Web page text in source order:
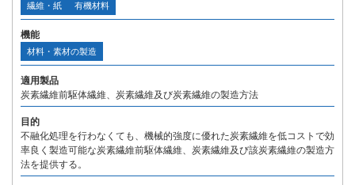
繊維・紙 有機材料
機能
材料・素材の製造
適用製品
炭素繊維前駆体繊維、炭素繊維及び炭素繊維の製造方法
目的
不融化処理を行わなくても、機械的強度に優れた炭素繊維を低コストで効
率良く製造可能な炭素繊維前駆体繊維、炭素繊維及び該炭素繊維の製造方
法を提供する。